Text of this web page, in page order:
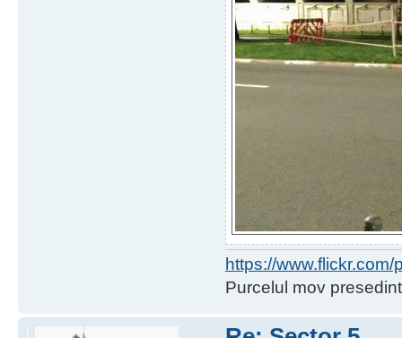
https://
Purcelul mov